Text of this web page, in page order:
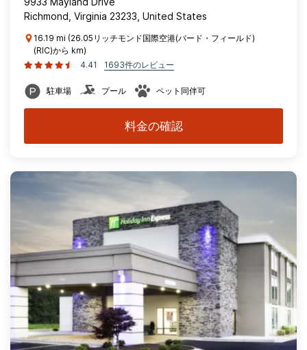
Richmond, Virginia 23233, United States
16.19 mi (26.05リッチモンド国際空港(バード・フィールド)
(RIC)から km)
4.41
1693件のレビュー
駐車場 プール ペット同伴可
料金の確認